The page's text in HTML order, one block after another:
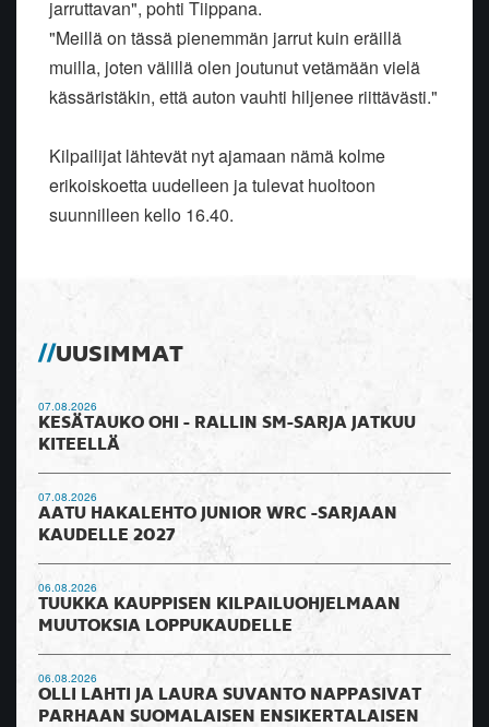
jarruttavan", pohti Tiippana.
"Meillä on tässä pienemmän jarrut kuin eräillä
muilla, joten välillä olen joutunut vetämään vielä
kässäristäkin, että auton vauhti hiljenee riittävästi."
Kilpailijat lähtevät nyt ajamaan nämä kolme
erikoiskoetta uudelleen ja tulevat huoltoon
suunnilleen kello 16.40.
UUSIMMAT
07.08.2026
KESÄTAUKO OHI - RALLIN SM-SARJA JATKUU
KITEELLÄ
07.08.2026
AATU HAKALEHTO JUNIOR WRC -SARJAAN
KAUDELLE 2027
06.08.2026
TUUKKA KAUPPISEN KILPAILUOHJELMAAN
MUUTOKSIA LOPPUKAUDELLE
06.08.2026
OLLI LAHTI JA LAURA SUVANTO NAPPASIVAT
PARHAAN SUOMALAISEN ENSIKERTALAISEN